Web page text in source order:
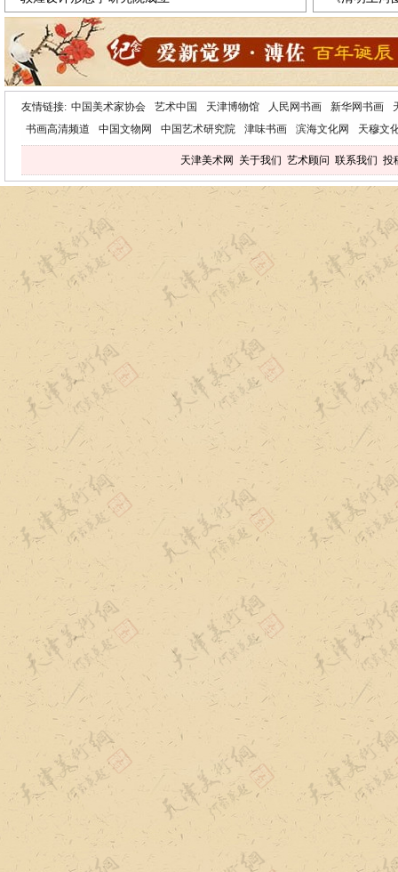
友情链接: 中国美术家协会 艺术中国 天津博物馆 人民网书画 新华网书画
书画高清频道
中国文物网 中国艺术研究院 津味书画 滨海文化网 天穆文
天津美术网 关于我们 艺术顾问 联系我们 投